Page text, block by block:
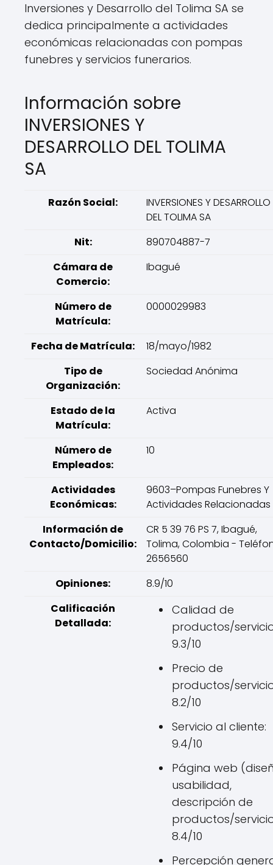
Inversiones y Desarrollo del Tolima SA se
dedica principalmente a actividades
económicas relacionadas con pompas
funebres y servicios funerarios.
Información sobre
INVERSIONES Y
DESARROLLO DEL TOLIMA
SA
Razón Social:
INVERSIONES Y DESARROLLO
DEL TOLIMA SA
Nit:
890704887-7
Cámara de
Comercio:
Ibagué
Número de
Matrícula:
0000029983
Fecha de Matrícula:
18/mayo/1982
Tipo de
Organización:
Sociedad Anónima
Estado de la
Matrícula:
Activa
Número de
Empleados:
10
Actividades
Económicas:
9603–Pompas Funebres Y
Actividades Relacionadas
Información de
Contacto/Domicilio:
CR 5 39 76 PS 7, Ibagué,
Tolima, Colombia -
2656560
Opiniones:
8.9/10
Calificación
Detallada:
Calidad de
productos/
9.3/10
Precio de
productos/
8.2/10
Servicio al cliente:
9.4/10
Página web
usabilidad,
descripción de
productos/
8.4/10
Percepción